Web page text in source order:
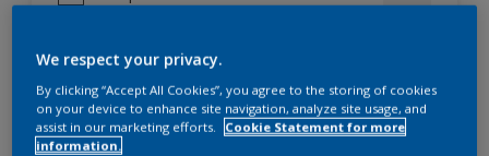
Ambiance Velours Color
We respect your privacy.
By clicking “Accept All Cookies”, you agree to the storing of cookies
on your device to enhance site navigation, analyze site usage, and
assist in our marketing efforts.
Cookie Statement for more
information.